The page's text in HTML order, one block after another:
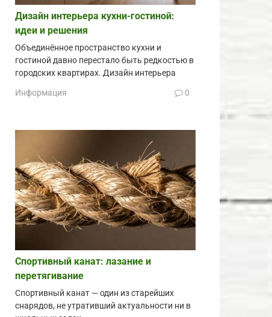
Дизайн интерьера кухни-гостиной:
идеи и решения
Объединённое пространство кухни и
гостиной давно перестало быть редкостью в
городских квартирах. Дизайн интерьера
Информация 0
Спортивный канат: лазание и
перетягивание
Спортивный канат — один из старейших
снарядов, не утративший актуальности ни в